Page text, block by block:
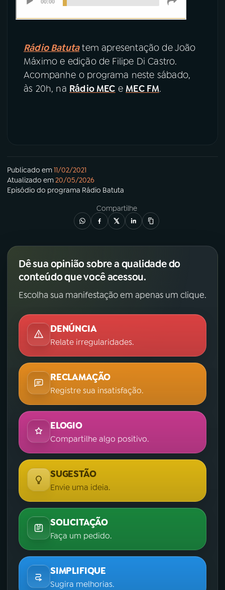
Rádio Batutatem apresentação de João
Máximo e edição de Filipe Di Castro.
Acompanhe o programa neste sábado,
às 20h, na Rádio MEC e MEC FM.
Publicado em11/02/2021
Atualizado em20/05/2026
Episódio do programa Rádio Batuta
Compartilhe
Dê sua opinião sobre a qualidade do
conteúdo que você acessou.
Escolha sua manifestação em apenas um clique.
DENÚNCIA
Relate irregularidades.
RECLAMAÇÃO
Registre sua insatisfação.
ELOGIO
Compartilhe algo positivo.
SUGESTÃO
Envie uma ideia.
SOLICITAÇÃO
Faça um pedido.
SIMPLIFIQUE
Sugira melhorias.